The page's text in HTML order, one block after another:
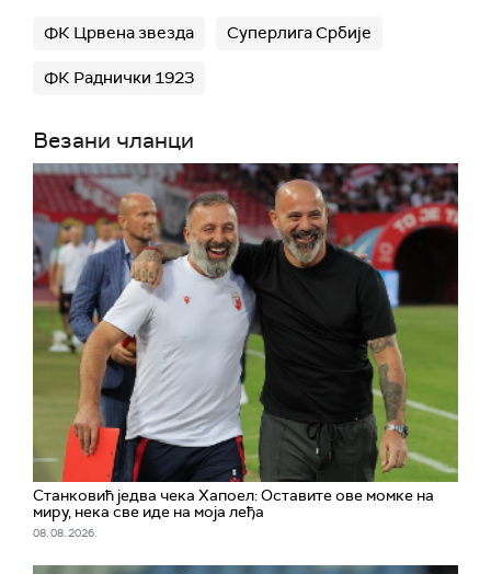
ФК Црвена звезда Суперлига Србије
ФК Раднички 1923
Везани чланци
Станковић једва чека Хапоел: Оставите ове момке на
миру, нека све иде на моја леђа
08. 08. 2026.